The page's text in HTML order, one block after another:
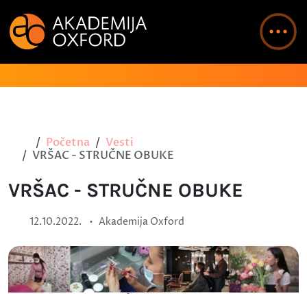
Početna
Vesti
VRŠAC - STRUČNE OBUKE
VRŠAC - STRUČNE OBUKE
12.10.2022. • Akademija Oxford